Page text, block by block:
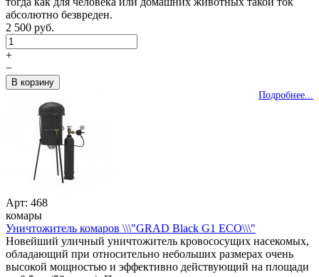
абсолютно безвреден.
2 500 руб.
+
−
Подробнее...
Арт: 468
комары
Уничтожитель комаров \\\"GRAD Black G1 ECO\\\"
Новейший уличный уничтожитель кровососущих насекомых,
обладающий при относительно небольших размерах очень
высокой мощностью и эффективно действующий на площади